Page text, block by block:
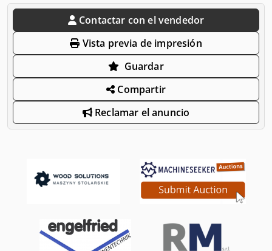
Contactar con el vendedor
Vista previa de impresión
Guardar
Compartir
Reclamar el anuncio